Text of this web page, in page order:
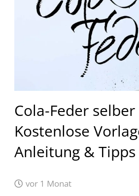
Cola-Feder
Kostenlose
Anleitung & Tipps
vor 1 Monat